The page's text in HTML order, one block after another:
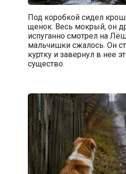
Под коробкой сидел
щенок. Весь мокрый, он
испуганно смотрел на
мальчишки сжалось. Он
куртку и завернул в нее
существо.